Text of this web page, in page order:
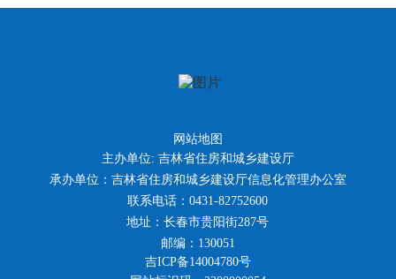
网站地图
主办单位: 吉林省住房和城乡建设厅
承办单位：吉林省住房和城乡建设厅信息化管理办公室
联系电话：0431-82752600
地址：长春市贵阳街287号
邮编：130051
吉ICP备14004780号